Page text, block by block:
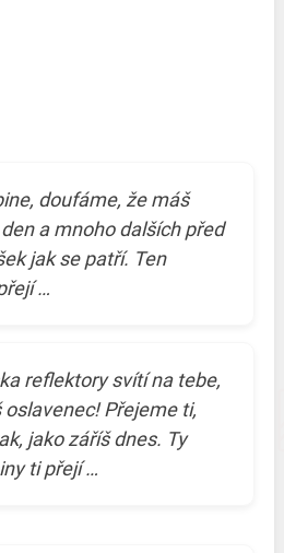
doufáme, že máš
a mnoho dalších před
jak se patří. Ten
…
reflektory svítí na tebe,
Přejeme ti,
jako záříš dnes. Ty
ti přejí …